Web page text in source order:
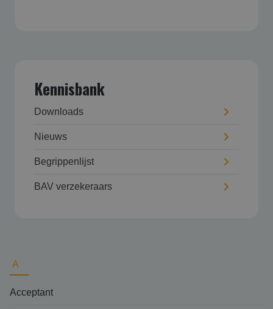
Kennisbank
Downloads
Nieuws
Begrippenlijst
BAV verzekeraars
A
Acceptant